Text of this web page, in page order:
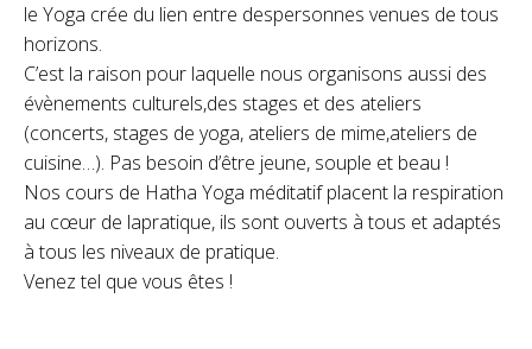
le Yoga crée du lien entre despersonnes venues de tous
horizons.
C’est la raison pour laquelle nous organisons aussi des
évènements culturels,des stages et des ateliers
(concerts, stages de yoga, ateliers de mime,ateliers de
cuisine…). Pas besoin d’être jeune, souple et beau !
Nos cours de Hatha Yoga méditatif placent la respiration
au cœur de lapratique, ils sont ouverts à tous et adaptés
à tous les niveaux de pratique.
Venez tel que vous êtes !